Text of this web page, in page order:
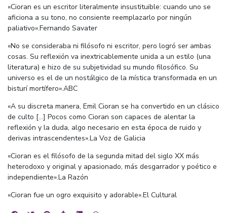
«Cioran es un escritor literalmente insustituible: cuando uno se
aficiona a su tono, no consiente reemplazarlo por ningún
paliativo».Fernando Savater
«No se consideraba ni filósofo ni escritor, pero logró ser ambas
cosas. Su reflexión va inextricablemente unida a un estilo (una
literatura) e hizo de su subjetividad su mundo filosófico. Su
universo es el de un nostálgico de la mística transformada en un
bisturí mortífero».ABC
«A su discreta manera, Emil Cioran se ha convertido en un clásico
de culto [...] Pocos como Cioran son capaces de alentar la
reflexión y la duda, algo necesario en esta época de ruido y
derivas intrascendentes».La Voz de Galicia
«Cioran es el filósofo de la segunda mitad del siglo XX más
heterodoxo y original y apasionado, más desgarrador y poético e
independiente».La Razón
«Cioran fue un ogro exquisito y adorable».El Cultural